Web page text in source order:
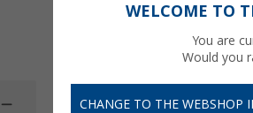
FALCONWELCOME TO
You are
Would you
CHANGE TO THE WEBSHOP